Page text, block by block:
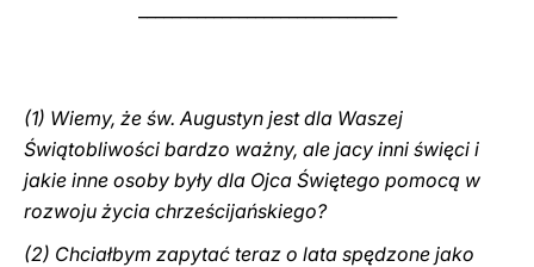
(1) Wiemy, że św. Augustyn jest dla Waszej
Świątobliwości bardzo ważny, ale jacy inni święci i
jakie inne osoby były dla Ojca Świętego pomocą w
rozwoju życia chrześcijańskiego?
(2) Chciałbym zapytać teraz o lata spędzone jako